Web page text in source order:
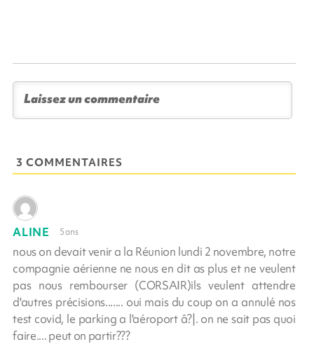
3 COMMENTAIRES
ALINE 5 ans
nous on devait venir a la Réunion lundi 2 novembre, notre
compagnie aérienne ne nous en dit as plus et ne veulent
pas nous rembourser (CORSAIR)ils veulent attendre
d'autres précisions....... oui mais du coup on a annulé nos
test covid, le parking a l'aéroport â?|. on ne sait pas quoi
faire.... peut on partir???